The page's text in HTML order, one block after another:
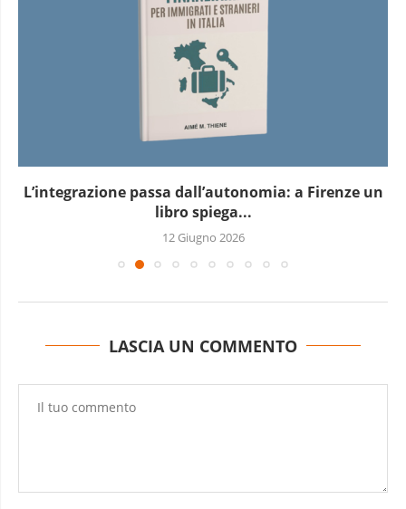
L’integrazione passa dall’autonomia: a Firenze un
libro spiega...
12 Giugno 2026
LASCIA UN COMMENTO